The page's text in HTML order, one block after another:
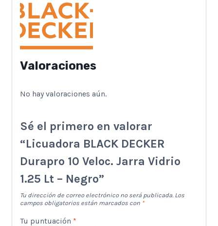
Valoraciones
No hay valoraciones aún.
Sé el primero en valorar
“Licuadora BLACK DECKER
Durapro 10 Veloc. Jarra Vidrio
1.25 Lt – Negro”
Tu dirección de correo electrónico no será publicada. Los
campos obligatorios están marcados con *
Tu puntuación *